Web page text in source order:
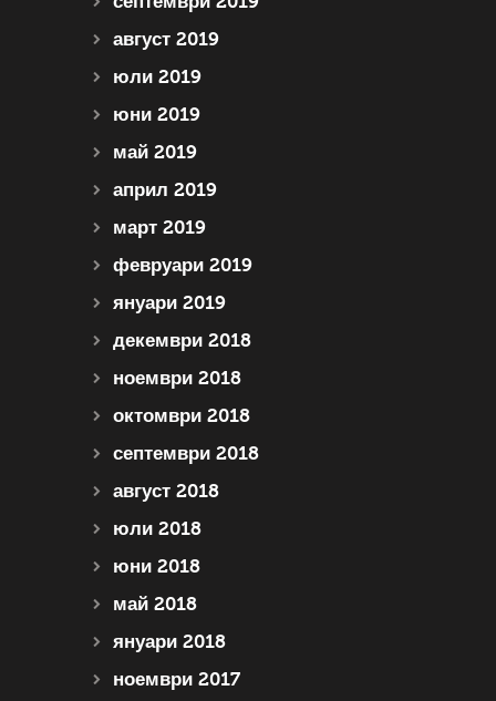
август 2019
юли 2019
юни 2019
май 2019
април 2019
март 2019
февруари 2019
януари 2019
декември 2018
ноември 2018
октомври 2018
септември 2018
август 2018
юли 2018
юни 2018
май 2018
януари 2018
ноември 2017